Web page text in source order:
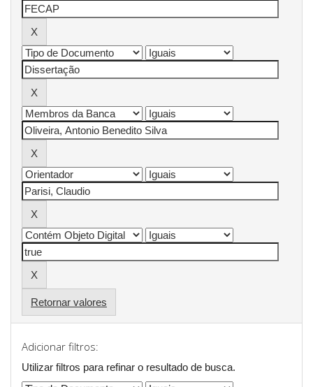
Retornar valores
Adicionar filtros:
Utilizar filtros para refinar o resultado de busca.